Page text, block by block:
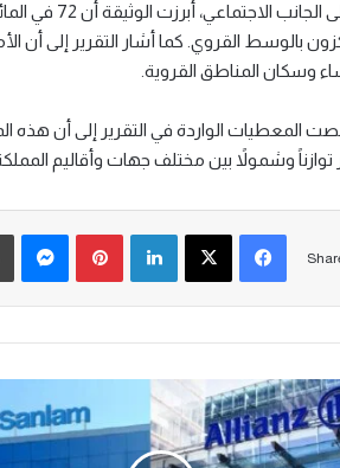
وعلى
وسكان المناطق القروية.
المعطيات الواردة في التقرير إلى أن هذه
توازناً وشمولاً بين مختلف جهات وأقاليم
Facebook
X
LinkedIn